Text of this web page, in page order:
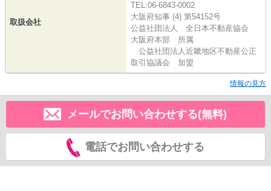
取扱会社
TEL:06-6843-0002
大阪府知事 (4) 第54152号
公益社団法人 全日本不動産協会
大阪府本部 所属
公益社団法人近畿地区不動産公正
取引協議会 加盟
情報の見方
メールでお問い合わせする(無料)
電話でお問い合わせする